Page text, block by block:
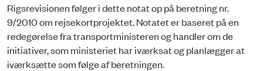
Rigsrevisionen følger i dette notat op på beretning nr.
9/2010 om rejsekortprojektet. Notatet er baseret på en
redegørelse fra transportministeren og handler om de
initiativer, som ministeriet har iværksat og planlægger at
iværksætte som følge af beretningen.